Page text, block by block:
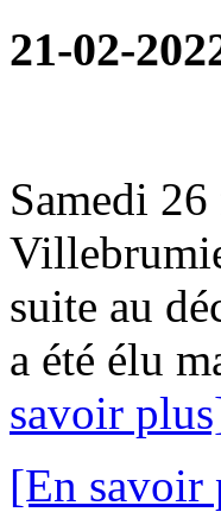
21-02-
Samedi
suite au
a été élu
savoir
[En savoir